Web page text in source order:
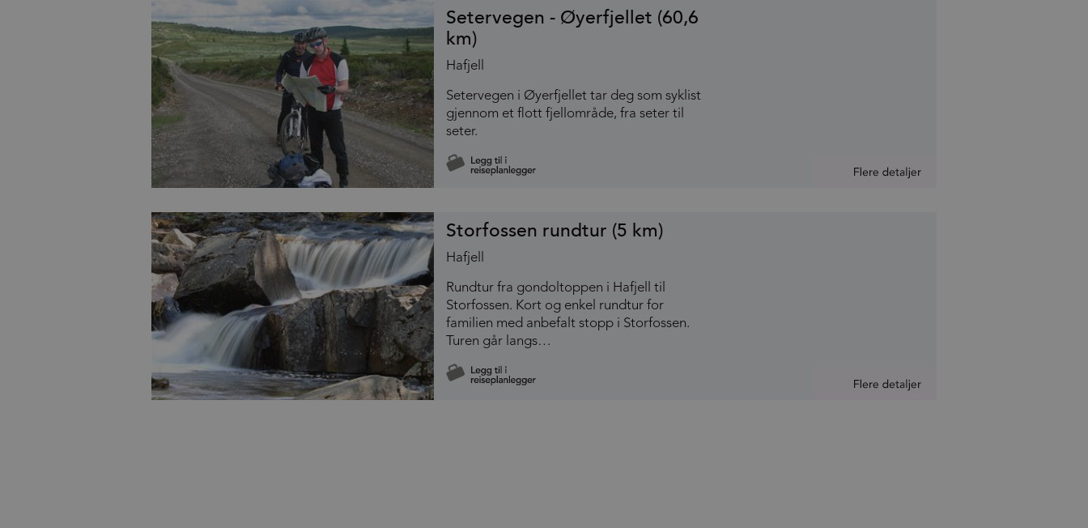
Setervegen - Øyerfjellet (60,6
km)
Hafjell
Setervegen i Øyerfjellet tar deg som syklist
gjennom et flott fjellområde, fra seter til
seter.
Storfossen rundtur (5 km)
Hafjell
Rundtur fra gondoltoppen i Hafjell til
Storfossen. Kort og enkel rundtur for
familien med anbefalt stopp i Storfossen.
Turen går langs…